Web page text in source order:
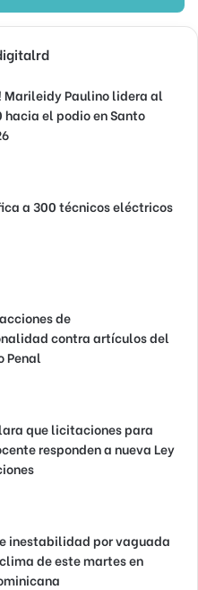
Marileidy Paulino lidera al
el podio en Santo
a 300 técnicos eléctricos
de
contra artículos del
Penal
que licitaciones para
responden a nueva Ley
inestabilidad por vaguada
de este martes en